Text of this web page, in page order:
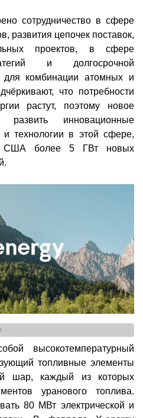
сотрудничество в сфере
развития цепочек поставок,
проектов, в сфере
и долгосрочной
для комбинации атомных и
что потребности
растут, поэтому новое
развить инновационные
технологии в этой сфере,
США более 5 ГВт новых
высокотемпературный
топливные элементы
шар, каждый из которых
уранового топлива.
80 МВт электрической и